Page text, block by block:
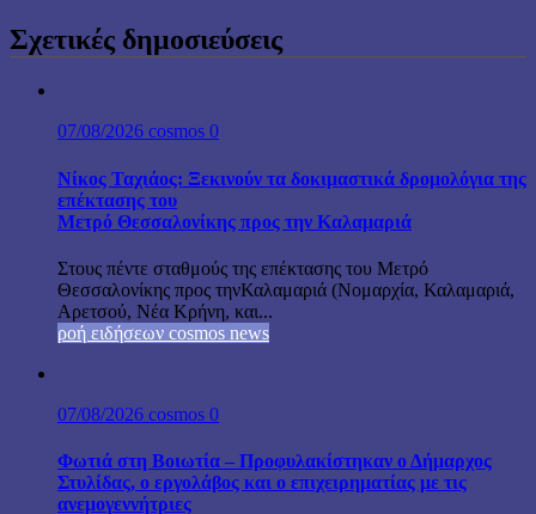
Σχετικές δημοσιεύσεις
07/08/2026 cosmos 0
Νίκος Ταχιάος: Ξεκινούν τα δοκιμαστικά δρομολόγια της
επέκτασης του
Μετρό Θεσσαλονίκης προς την Καλαμαριά
Στους πέντε σταθμούς της επέκτασης του Μετρό
Θεσσαλονίκης προς τηνΚαλαμαριά (Νομαρχία, Καλαμαριά,
Αρετσού, Νέα Κρήνη, και...
ροή ειδήσεων cosmos news
07/08/2026 cosmos 0
Φωτιά στη Βοιωτία – Προφυλακίστηκαν ο Δήμαρχος
Στυλίδας, ο εργολάβος και ο επιχειρηματίας με τις
ανεμογεννήτριες